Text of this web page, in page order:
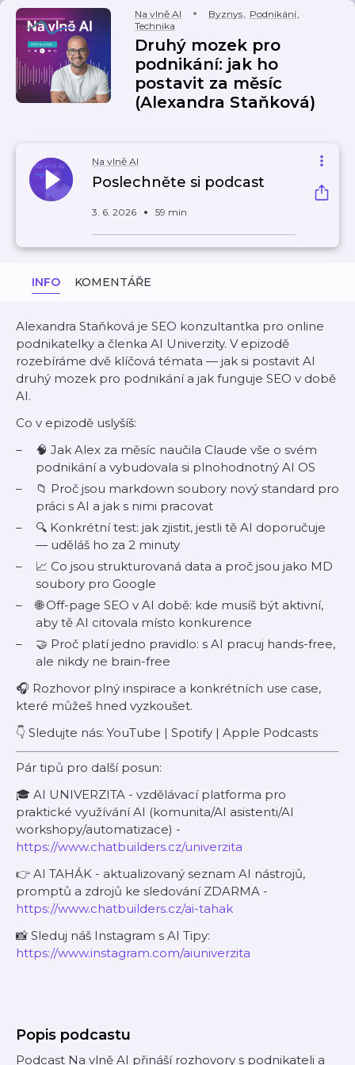
Na vlně AI Byznys, Podnikání,
Technika
Druhý mozek pro
podnikání: jak ho
postavit za měsíc
(Alexandra Staňková)
Na vlně AI
Poslechněte si podcast
3. 6. 2026 59 min
INFO KOMENTÁŘE
Alexandra Staňková je SEO konzultantka pro online
podnikatelky a členka AI Univerzity. V epizodě
rozebíráme dvě klíčová témata — jak si postavit AI
druhý mozek pro podnikání a jak funguje SEO v době
AI.
Co v epizodě uslyšíš:
🧠 Jak Alex za měsíc naučila Claude vše o svém
podnikání a vybudovala si plnohodnotný AI OS
📁 Proč jsou markdown soubory nový standard pro
práci s AI a jak s nimi pracovat
🔍 Konkrétní test: jak zjistit, jestli tě AI doporučuje
— uděláš ho za 2 minuty
📈 Co jsou strukturovaná data a proč jsou jako MD
soubory pro Google
🌐 Off-page SEO v AI době: kde musíš být aktivní,
aby tě AI citovala místo konkurence
🤝 Proč platí jedno pravidlo: s AI pracuj hands-free,
ale nikdy ne brain-free
🎧 Rozhovor plný inspirace a konkrétních use case,
které můžeš hned vyzkoušet.
👇 Sledujte nás: YouTube | Spotify | Apple Podcasts
Pár tipů pro další posun:
🎓 AI UNIVERZITA - vzdělávací platforma pro
praktické využívání AI (komunita/AI asistenti/AI
workshopy/automatizace) -
https://www.chatbuilders.cz/univerzita
👉 AI TAHÁK - aktualizovaný seznam AI nástrojů,
promptů a zdrojů ke sledování ZDARMA -
https://www.chatbuilders.cz/ai-tahak
📸 Sleduj náš Instagram s AI Tipy:
https://www.instagram.com/aiuniverzita
Popis podcastu
Podcast Na vlně AI přináší rozhovory s podnikateli a